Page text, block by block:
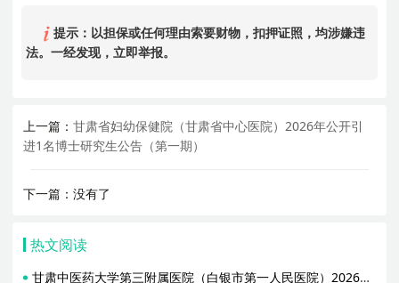
提示：以担保或任何理由索要财物，扣押证照，均涉嫌违
法。一经发现，立即举报。
上一篇：甘肃省妇幼保健院（甘肃省中心医院）2026年公开引
进1名博士研究生公告（第一期）
下一篇：没有了
热文阅读
甘肃中医药大学第三附属医院（白银市第一人民医院）2026年公开招聘合同制人员公告（第一批）